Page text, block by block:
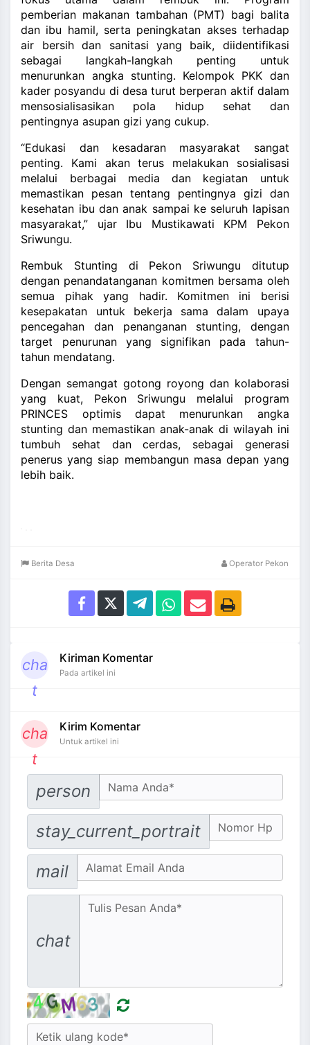
pemberian makanan tambahan (PMT) bagi balita
dan ibu hamil, serta peningkatan akses terhadap
air bersih dan sanitasi yang baik, diidentifikasi
sebagai langkah-langkah penting untuk
menurunkan angka stunting. Kelompok PKK dan
kader posyandu di desa turut berperan aktif dalam
mensosialisasikan pola hidup sehat dan
pentingnya asupan gizi yang cukup.
“Edukasi dan kesadaran masyarakat sangat
penting. Kami akan terus melakukan sosialisasi
melalui berbagai media dan kegiatan untuk
memastikan pesan tentang pentingnya gizi dan
kesehatan ibu dan anak sampai ke seluruh lapisan
masyarakat,” ujar Ibu Mustikawati KPM Pekon
Sriwungu.
Rembuk Stunting di Pekon Sriwungu ditutup
dengan penandatanganan komitmen bersama oleh
semua pihak yang hadir. Komitmen ini berisi
kesepakatan untuk bekerja sama dalam upaya
pencegahan dan penanganan stunting, dengan
target penurunan yang signifikan pada tahun-
tahun mendatang.
Dengan semangat gotong royong dan kolaborasi
yang kuat, Pekon Sriwungu melalui program
PRINCES optimis dapat menurunkan angka
stunting dan memastikan anak-anak di wilayah ini
tumbuh sehat dan cerdas, sebagai generasi
penerus yang siap membangun masa depan yang
lebih baik.
Berita Desa Operator Pekon
cha
t
Kiriman Komentar
Pada artikel ini
cha
t
Kirim Komentar
Untuk artikel ini
person
stay_current_portrait
Email address
mail
chat